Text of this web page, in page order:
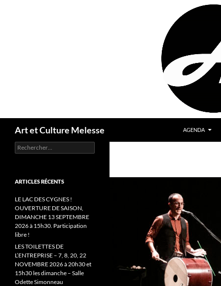
Art et Culture Melesse AGENDA
Rechercher :
ARTICLES RÉCENTS
LE LAC DES CYGNES !
OUVERTURE DE SAISON,
DIMANCHE 13 SEPTEMBRE
2026 à 15h30. Participation
libre !
LES TOILETTES DE
L’ENTREPRISE – 7, 8, 20, 22
NOVEMBRE 2026 à 20h30 et
15h30 les dimanche – Salle
Odette Simonneau